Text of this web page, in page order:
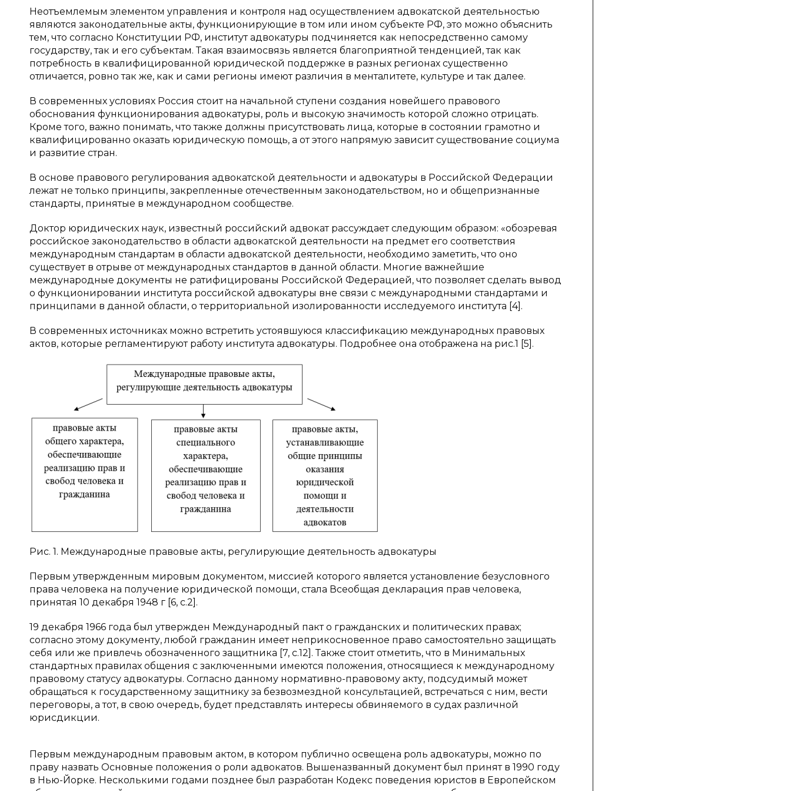
Неотъемлемым элементом управления и контроля над осуществлением адвокатской деятельностью
являются законодательные акты, функционирующие в том или ином субъекте РФ, это можно объяснить
тем, что согласно Конституции РФ, институт адвокатуры подчиняется как непосредственно самому
государству, так и его субъектам. Такая взаимосвязь является благоприятной тенденцией, так как
потребность в квалифицированной юридической поддержке в разных регионах существенно
отличается, ровно так же, как и сами регионы имеют различия в менталитете, культуре и так далее.
В современных условиях Россия стоит на начальной ступени создания новейшего правового
обоснования функционирования адвокатуры, роль и высокую значимость которой сложно отрицать.
Кроме того, важно понимать, что также должны присутствовать лица, которые в состоянии грамотно и
квалифицированно оказать юридическую помощь, а от этого напрямую зависит существование социума
и развитие стран.
В основе правового регулирования адвокатской деятельности и адвокатуры в Российской Федерации
лежат не только принципы, закрепленные отечественным законодательством, но и общепризнанные
стандарты, принятые в международном сообществе.
Доктор юридических наук, известный российский адвокат рассуждает следующим образом: «обозревая
российское законодательство в области адвокатской деятельности на предмет его соответствия
международным стандартам в области адвокатской деятельности, необходимо заметить, что оно
существует в отрыве от международных стандартов в данной области. Многие важнейшие
международные документы не ратифицированы Российской Федерацией, что позволяет сделать вывод
о функционировании института российской адвокатуры вне связи с международными стандартами и
принципами в данной области, о территориальной изолированности исследуемого института [4].
В современных источниках можно встретить устоявшуюся классификацию международных правовых
актов, которые регламентируют работу института адвокатуры. Подробнее она отображена на рис.1 [5].
Рис. 1. Международные правовые акты, регулирующие деятельность адвокатуры
Первым утвержденным мировым документом, миссией которого является установление безусловного
права человека на получение юридической помощи, стала Всеобщая декларация прав человека,
принятая 10 декабря 1948 г [6, с.2].
19 декабря 1966 года был утвержден Международный пакт о гражданских и политических правах;
согласно этому документу, любой гражданин имеет неприкосновенное право самостоятельно защищать
себя или же привлечь обозначенного защитника [7, с.12]. Также стоит отметить, что в Минимальных
стандартных правилах общения с заключенными имеются положения, относящиеся к международному
правовому статусу адвокатуры. Согласно данному нормативно-правовому акту, подсудимый может
обращаться к государственному защитнику за безвозмездной консультацией, встречаться с ним, вести
переговоры, а тот, в свою очередь, будет представлять интересы обвиняемого в судах различной
юрисдикции.
Первым международным правовым актом, в котором публично освещена роль адвокатуры, можно по
праву назвать Основные положения о роли адвокатов. Вышеназванный документ был принят в 1990 году
в Нью-Йорке. Несколькими годами позднее был разработан Кодекс поведения юристов в Европейском